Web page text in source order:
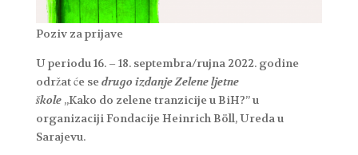
Poziv za prijave
U periodu 16. – 18. septembra/rujna 2022. godine
održat će se drugo izdanje Zelene ljetne
škole „Kako do zelene tranzicije u BiH?” u
organizaciji Fondacije Heinrich Böll, Ureda u
Sarajevu.